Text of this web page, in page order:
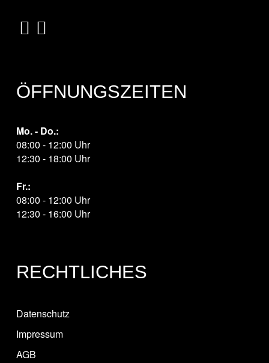
ÖFFNUNGSZEITEN
Mo. - Do.:
08:00 - 12:00 Uhr
12:30 - 18:00 Uhr
Fr.:
08:00 - 12:00 Uhr
12:30 - 16:00 Uhr
RECHTLICHES
Datenschutz
Impressum
AGB